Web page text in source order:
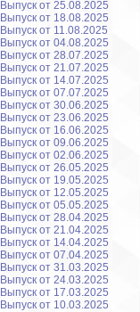
Выпуск от 25.08.2025
Выпуск от 18.08.2025
Выпуск от 11.08.2025
Выпуск от 04.08.2025
Выпуск от 28.07.2025
Выпуск от 21.07.2025
Выпуск от 14.07.2025
Выпуск от 07.07.2025
Выпуск от 30.06.2025
Выпуск от 23.06.2025
Выпуск от 16.06.2025
Выпуск от 09.06.2025
Выпуск от 02.06.2025
Выпуск от 26.05.2025
Выпуск от 19.05.2025
Выпуск от 12.05.2025
Выпуск от 05.05.2025
Выпуск от 28.04.2025
Выпуск от 21.04.2025
Выпуск от 14.04.2025
Выпуск от 07.04.2025
Выпуск от 31.03.2025
Выпуск от 24.03.2025
Выпуск от 17.03.2025
Выпуск от 10.03.2025